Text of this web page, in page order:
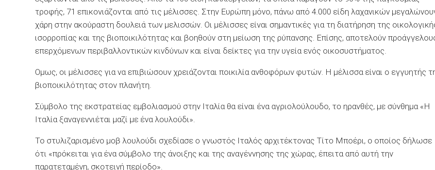
τροφής, 71 επικονιάζονται από τις μέλισσες. Στην Ευρώπη μόνο, πάνω από 4.000 είδη λαχανικών
χάρη στην ακούραστη δουλειά των μελισσών. Οι μέλισσες είναι σημαντικές για τη διατήρηση της
ισορροπίας και της βιοποικιλότητας και βοηθούν στη μείωση της ρύπανσης. Επίσης, αποτελούν
επερχόμενων περιβαλλοντικών κινδύνων και είναι δείκτες για την υγεία ενός οικοσυστήματος.
Ομως, οι μέλισσες για να επιβιώσουν χρειάζονται ποικιλία ανθοφόρων φυτών. Η μέλισσα είναι ο εγγυητής
βιοποικιλότητας στον πλανήτη.
Σύμβολο της εκστρατείας εμβολιασμού στην Ιταλία θα είναι ένα αγριολούλουδο, το ηρανθές, με σύνθημα «Η
Ιταλία ξαναγεννιέται μαζί με ένα λουλούδι».
Το στυλιζαρισμένο μοβ λουλούδι σχεδίασε ο γνωστός Ιταλός αρχιτέκτονας Τίτο Μποέρι, ο οποίος δήλωσε
ότι «πρόκειται για ένα σύμβολο της άνοιξης και της αναγέννησης της χώρας, έπειτα από αυτή την
παρατεταμένη, σκοτεινή περίοδο».